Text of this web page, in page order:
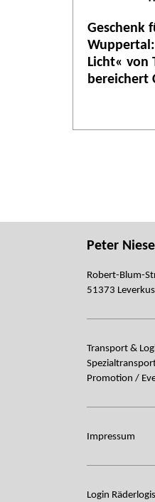
Geschenk
Licht« von
bereichert
Peter
Robert-Blum-
51373
Transport &
Promotion /
Impressum
Login